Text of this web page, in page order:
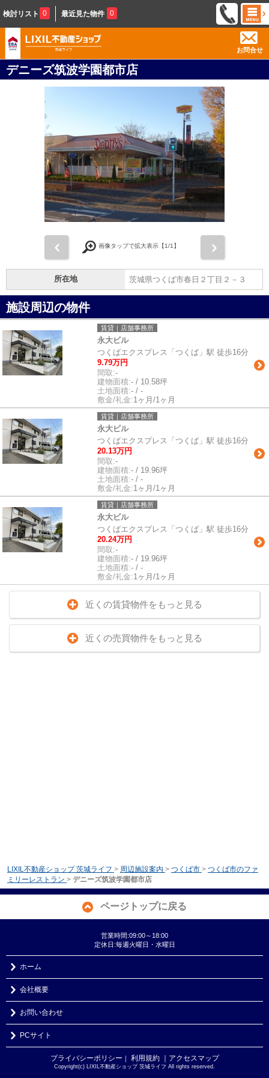
検討リスト 0 最近見た物件 0
お問合せ
デニーズ筑波学園都市店
画像タップで拡大表示【1/1】
所在地 茨城県つくば市春日２丁目２－３
施設周辺の物件
賃貸｜店舗事務所
永大ビル
つくばエクスプレス「つくば」駅 徒歩16分
9.79万円
間取:-
建物面積:- / 10.58坪
土地面積:- / -
敷金/礼金:1ヶ月/1ヶ月
賃貸｜店舗事務所
永大ビル
つくばエクスプレス「つくば」駅 徒歩16分
20.13万円
間取:-
建物面積:- / 19.96坪
土地面積:- / -
敷金/礼金:1ヶ月/1ヶ月
賃貸｜店舗事務所
永大ビル
つくばエクスプレス「つくば」駅 徒歩16分
20.24万円
間取:-
建物面積:- / 19.96坪
土地面積:- / -
敷金/礼金:1ヶ月/1ヶ月
近くの賃貸物件をもっと見る
近くの売買物件をもっと見る
LIXIL不動産ショップ 茨城ライフ > 周辺施設案内 > つくば市 > つくば市のファ
ミリーレストラン > デニーズ筑波学園都市店
ページトップに戻る
営業時間:09:00～18:00
定休日:毎週火曜日・水曜日
ホーム
会社概要
お問い合わせ
PCサイト
プライバシーポリシー ｜ 利用規約 ｜アクセスマップ
Copyright(c) LIXIL不動産ショップ 茨城ライフ All rights reserved.